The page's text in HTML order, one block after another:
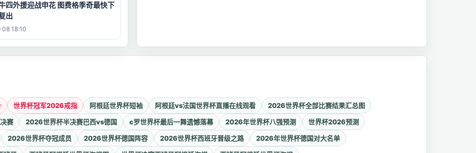
四外援迎战申花 图费格季奇最快下
出
18:10
世界杯冠军2026戒指 阿根廷世界杯短袖 阿根廷vs法国世界杯直播在线观看
2026世界杯全部比赛结果汇总图
赛 2026世界杯半决赛巴西vs德国 c罗世界杯最后一舞遗憾落幕 2026年世界杯八强预测
世界杯2026预测
2026世界杯夺冠成员 2026世界杯德国阵容 2026世界杯西班牙晋级之路
2026年世界杯德国对大名单